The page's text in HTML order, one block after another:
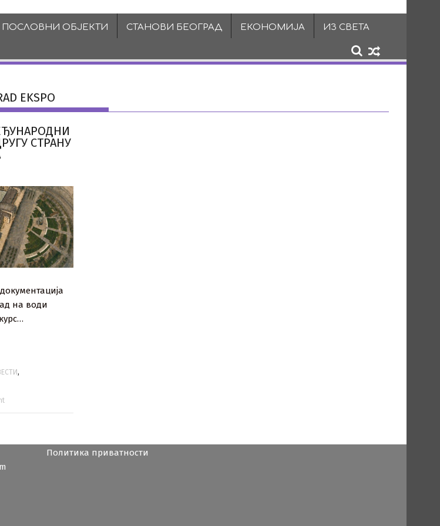
ПОСЛОВНИ ОБЈЕКТИ СТАНОВИ БЕОГРАД ЕКОНОМИЈА ИЗ СВЕТА
EKSPO
СТРАНУ
на води
,
Политика приватности